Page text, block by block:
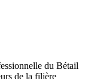
du Bétail
de la filière